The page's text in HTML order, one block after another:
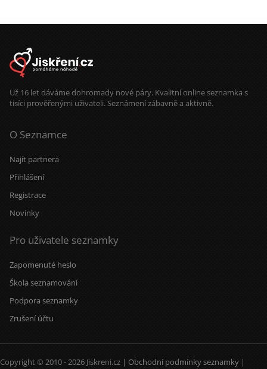
Už 16 let dáváme dohromady nové páry. Kvalitní online seznamka s
tisíci prověřenými uživateli. Seznámení zábavně a aktivně.
O Seznamce
Najít partnera
Přihlášení
Registrace
Novinky
Pro uživatele seznamky
Zapomenuté heslo
Škola seznamování
Podpora seznamky
Zrušení účtu
Copyright © 2010 - 2026 Jiskreni.cz | Obchodní podmínky seznamky |